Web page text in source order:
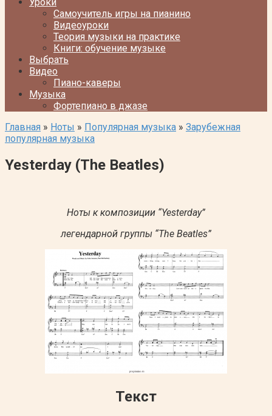
Самоучитель игры на пианино
Видеоуроки
Теория музыки на практике
Книги: обучение музыке
Выбрать
Видео
Пиано-каверы
Музыка
Фортепиано в джазе
Главная » Ноты » Популярная музыка » Зарубежная
популярная музыка
Yesterday (The Beatles)
Ноты к композиции “Yesterday”
легендарной группы “The Beatles”
Текст